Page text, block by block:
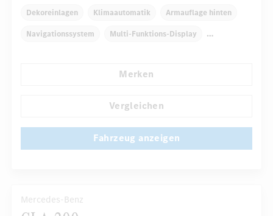
Dekoreinlagen Klimaautomatik Armauflage hinten
Navigationssystem Multi-Funktions-Display
Merken
Vergleichen
Fahrzeug anzeigen
Mercedes-Benz